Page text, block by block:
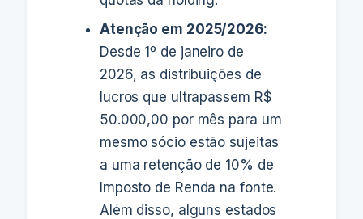
Atenção em 2025/2026:
Desde 1º de janeiro de
2026, as distribuições de
lucros que ultrapassem R$
50.000,00 por mês para um
mesmo sócio estão sujeitas
a uma retenção de 10% de
Imposto de Renda na fonte.
Além disso, alguns estados